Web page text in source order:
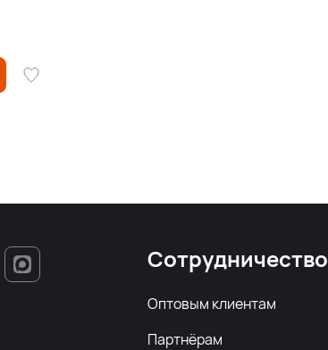
Сотрудничество
Оптовым клиентам
Партнёрам